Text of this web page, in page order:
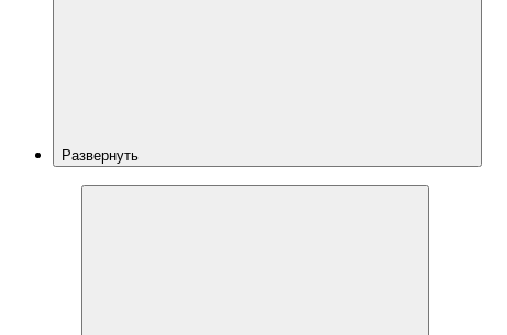
Развернуть